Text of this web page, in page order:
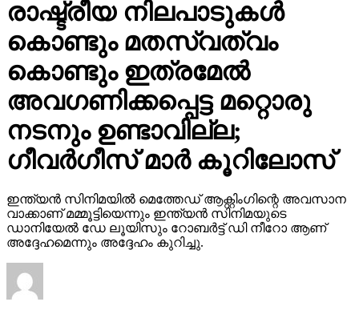
രാഷ്ട്രീയ നിലപാടുകള്‍
കൊണ്ടും മതസ്വത്വം
കൊണ്ടും ഇത്രമേല്‍
അവഗണിക്കപ്പെട്ട മറ്റൊരു
നടനും ഉണ്ടാവില്ല;
ഗീവര്‍ഗീസ് മാര്‍ കൂറിലോസ്
ഇന്ത്യന്‍ സിനിമയില്‍ മെത്തേഡ് ആക്റ്റിംഗിന്റെ അവസാന
വാക്കാണ് മമ്മൂട്ടിയെന്നും ഇന്ത്യന്‍ സിനിമയുടെ
ഡാനിയേല്‍ ഡേ ലൂയിസും റോബര്‍ട്ട് ഡി നീറോ ആണ്
അദ്ദേഹമെന്നും അദ്ദേഹം കുറിച്ചു.